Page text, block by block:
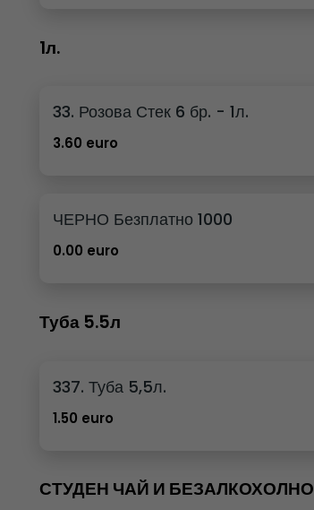
1л.
33. Розова Стек 6 бр. - 1л.
3.60 euro
ЧЕРНО Безплатно 1000
0.00 euro
Туба 5.5л
337. Туба 5,5л.
1.50 euro
СТУДЕН ЧАЙ И БЕЗАЛКОХОЛНО